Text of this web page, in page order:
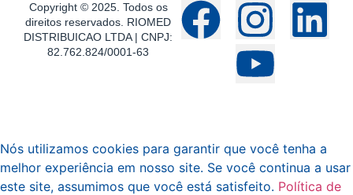
Copyright © 2025. Todos os
direitos reservados. RIOMED
DISTRIBUICAO LTDA | CNPJ:
82.762.824/0001-63
Nós utilizamos cookies para garantir que você tenha a
melhor experiência em nosso site. Se você continua a usar
este site, assumimos que você está satisfeito. Política de